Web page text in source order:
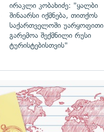
ირაკლი კობახიძე: "ყალბი
შინაარსი იქმნება, თითქოს
საქართველოში უარყოფითი
გარემოა შექმნილი რუსი
ტურისტებისთვის"